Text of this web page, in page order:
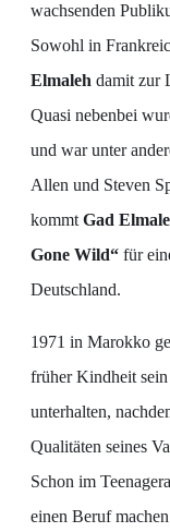
wachsenden
Sowohl in
Elmaleh damit zur
Quasi nebenbei
und war unter
Allen und Steven
kommt Gad
Gone Wild“ für
Deutschland.
1971 in Marokko
früher Kindheit
unterhalten,
Qualitäten seines
Schon im
einen Beruf